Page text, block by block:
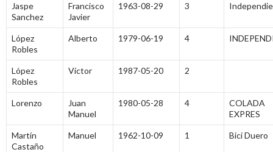
Jaspe
Sanchez
Francisco
Javier
1963-08-29 3
López
Robles
Alberto 1979-06-19 4
López
Robles
Víctor 1987-05-20 2
Lorenzo
Juan
Manuel
1980-05-28 4
COLADA
EXPRES
Martín
Castaño
Manuel 1962-10-09 1 Bici Duero